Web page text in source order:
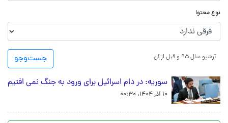
نوع محتوا
جست‌و‌جو آرشیو سال ۹۵ و قبل از آن
سوریه: در دام اسرائیل برای ورود به جنگ نمی افتیم
۱۰ آذر ۱۴۰۴، ۰۰:۳۰